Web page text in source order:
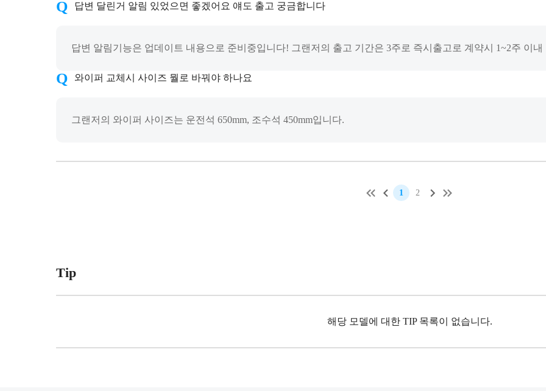
답변 달린거 알림 있었으면 좋겠어요 얘도 출고 궁금합니다
답변 알림기능은 업데이트 내용으로 준비중입니다! 그랜저의 출고 기간은 3주로 즉시출고로 계약시 1~2주 이
와이퍼 교체시 사이즈 뭘로 바꿔야 하나요
그랜저의 와이퍼 사이즈는 운전석 650mm, 조수석 450mm입니다.
1 2
Tip
해당 모델에 대한 TIP 목록이 없습니다.